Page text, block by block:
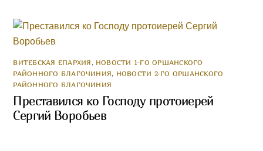
ВИТЕБСКАЯ ЕПАРХИЯ, НОВОСТИ 1-ГО ОРШАНСКОГО
РАЙОННОГО БЛАГОЧИНИЯ, НОВОСТИ 2-ГО ОРШАНСКОГО
РАЙОННОГО БЛАГОЧИНИЯ
Преставился ко Господу протоиерей
Сергий Воробьев